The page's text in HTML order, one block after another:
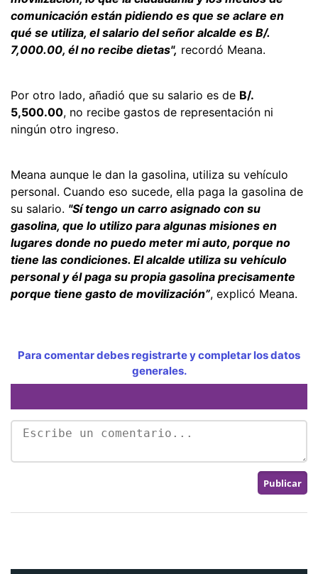
comunicación están pidiendo es que se aclare en
qué se utiliza, el salario del señor alcalde es B/.
7,000.00, él no recibe dietas", recordó Meana.
Por otro lado, añadió que su salario es de B/.
5,500.00, no recibe gastos de representación ni
ningún otro ingreso.
Meana aunque le dan la gasolina, utiliza su vehículo
personal. Cuando eso sucede, ella paga la gasolina de
su salario. "Sí tengo un carro asignado con su
gasolina, que lo utilizo para algunas misiones en
lugares donde no puedo meter mi auto, porque no
tiene las condiciones. El alcalde utiliza su vehículo
personal y él paga su propia gasolina precisamente
porque tiene gasto de movilización”, explicó Meana.
Para comentar debes registrarte y completar los datos
generales.